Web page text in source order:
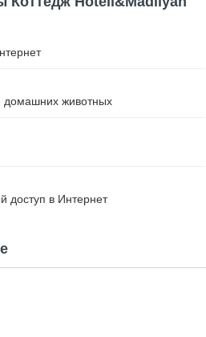
домашних животных
доступ в Интернет